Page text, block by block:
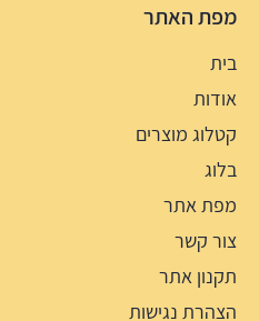
מפת האתר
בית
אודות
קטלוג מוצרים
בלוג
מפת אתר
צור קשר
תקנון אתר
הצהרת נגישות